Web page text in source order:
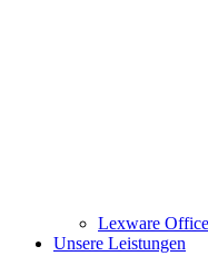
Lexware Office
Unsere Leistungen